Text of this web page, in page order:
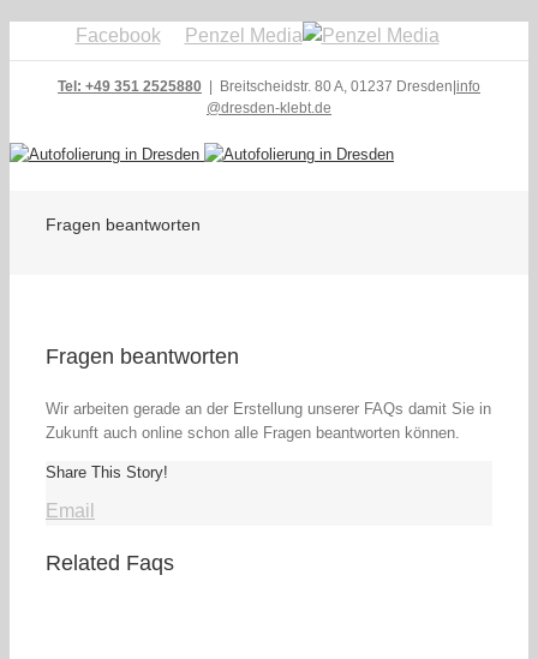
Facebook Penzel Media
Tel: +49 351 2525880 | Breitscheidstr. 80 A, 01237 Dresden info
@dresden-klebt.de
Fragen beantworten
Fragen beantworten
Wir arbeiten gerade an der Erstellung unserer FAQs damit Sie in
Zukunft auch online schon alle Fragen beantworten können.
Share This Story!
Email
Related Faqs